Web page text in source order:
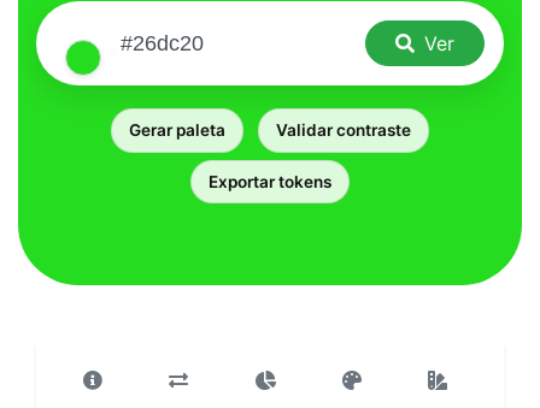
Ver
Gerar paleta Validar contraste
Exportar tokens